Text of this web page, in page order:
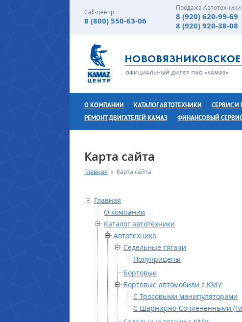
Call-центр
8 (800) 550-63-06
Продажа Автотехники
8 (920) 620-99-69
8 (920) 920-38-08
О КОМПАНИИ КАТАЛОГ АВТОТЕХНИКИ СЕРВИС И
РЕМОНТ ДВИГАТЕЛЕЙ КАМАЗ
ФИНАНСОВЫЙ
Карта сайта
Главная » Карта сайта
Главная
О компании
Каталог автотехники
Автотехника
Седельные тягачи
Полуприцепы
Бортовые
Бортовые автомобили с КМУ
С Тросовыми манипуляторами
С Шарнирно-Сочлененными